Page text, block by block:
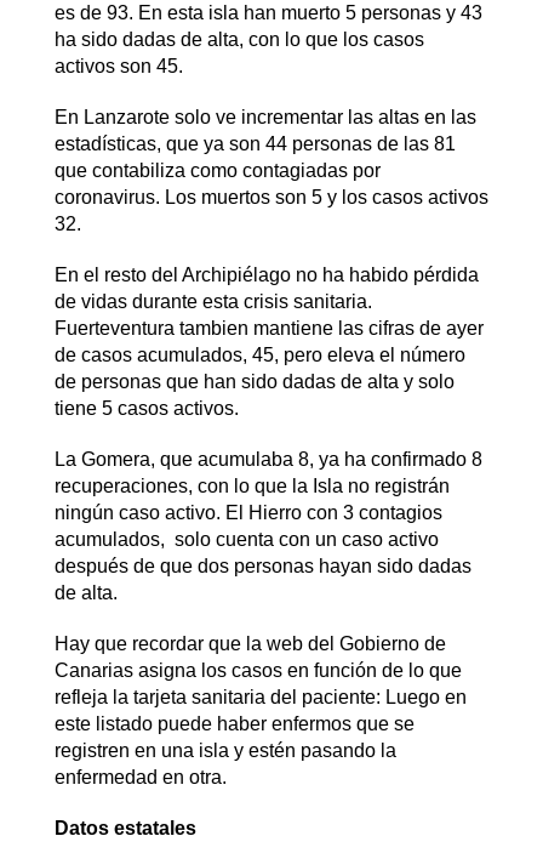
es de 93. En esta isla han muerto 5 personas y 43
ha sido dadas de alta, con lo que los casos
activos son 45.
En Lanzarote solo ve incrementar las altas en las
estadísticas, que ya son 44 personas de las 81
que contabiliza como contagiadas por
coronavirus. Los muertos son 5 y los casos activos
32.
En el resto del Archipiélago no ha habido pérdida
de vidas durante esta crisis sanitaria.
Fuerteventura tambien mantiene las cifras de ayer
de casos acumulados, 45, pero eleva el número
de personas que han sido dadas de alta y solo
tiene 5 casos activos.
La Gomera, que acumulaba 8, ya ha confirmado 8
recuperaciones, con lo que la Isla no registrán
ningún caso activo. El Hierro con 3 contagios
acumulados, solo cuenta con un caso activo
después de que dos personas hayan sido dadas
de alta.
Hay que recordar que la web del Gobierno de
Canarias asigna los casos en función de lo que
refleja la tarjeta sanitaria del paciente: Luego en
este listado puede haber enfermos que se
registren en una isla y estén pasando la
enfermedad en otra.
Datos estatales